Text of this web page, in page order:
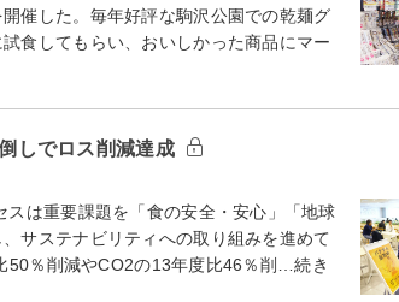
催した。毎年好評な駒沢公園での乾麺グ
食してもらい、おいしかった商品にマー
しでロス削減達成
重要課題を「食の安全・安心」「地球
サステナビリティへの取り組みを進めて
50％削減やCO2の13年度比46％削…続き